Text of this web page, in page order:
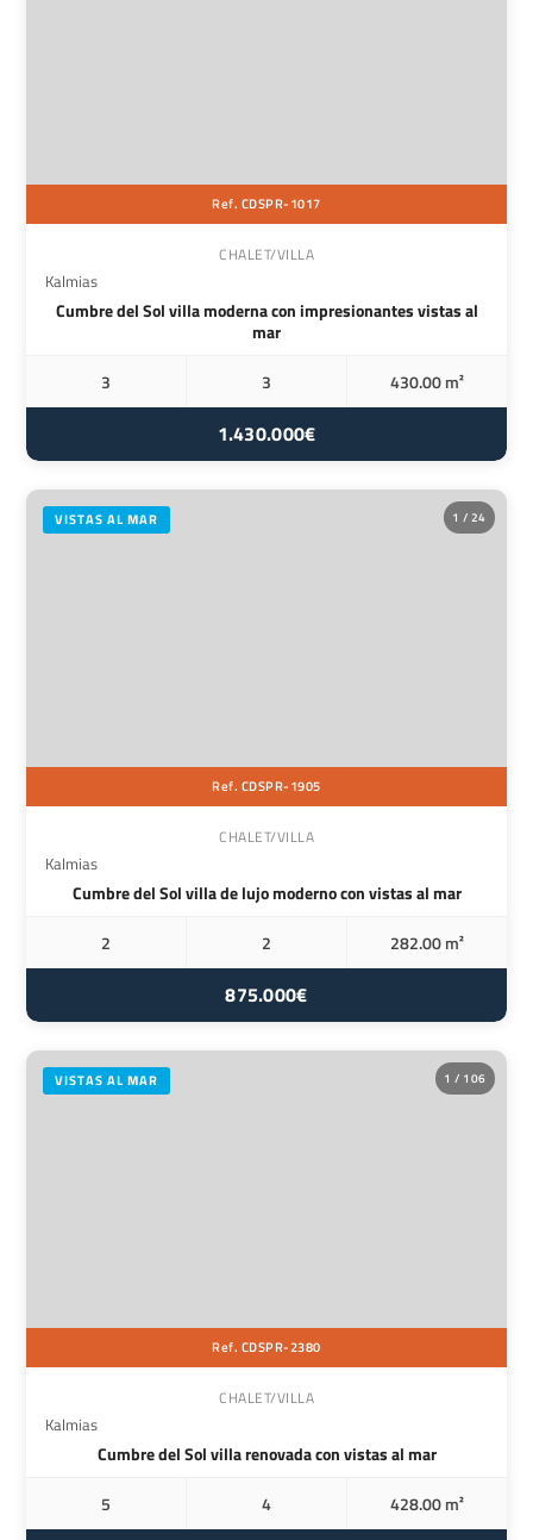
Ref. CDSPR-1017
CHALET/VILLA
Kalmias
Cumbre del Sol villa moderna con impresionantes vistas al
mar
3
3 430.00 m²
1.430.000€
1 / 24
VISTAS AL MAR
Ref. CDSPR-1905
CHALET/VILLA
Kalmias
Cumbre del Sol villa de lujo moderno con vistas al mar
2
2 282.00 m²
875.000€
1 / 106
VISTAS AL MAR
Ref. CDSPR-2380
CHALET/VILLA
Kalmias
Cumbre del Sol villa renovada con vistas al mar
5
4 428.00 m²